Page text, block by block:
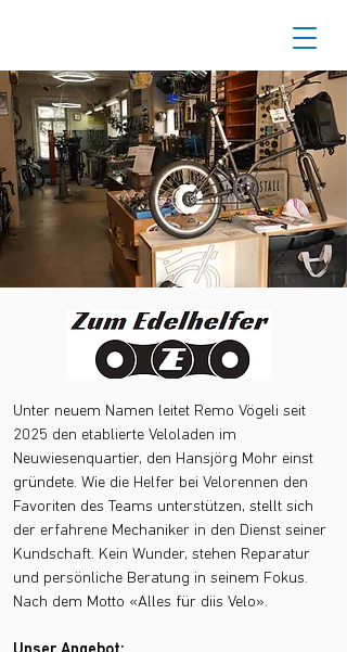
Unter neuem Namen leitet Remo Vögeli seit
2025 den etablierte Veloladen im
Neuwiesenquartier, den Hansjörg Mohr einst
gründete. Wie die Helfer bei Velorennen den
Favoriten des Teams unterstützen, stellt sich
der erfahrene Mechaniker in den Dienst seiner
Kundschaft. Kein Wunder, stehen Reparatur
und persönliche Beratung in seinem Fokus.
Nach dem Motto «Alles für diis Velo».